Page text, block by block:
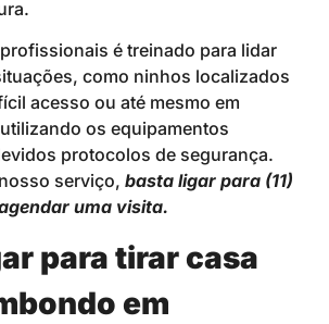
é treinado para lidar
como ninhos localizados
acesso ou até mesmo em
os equipamentos
protocolos de segurança.
serviço, basta ligar para (11)
uma visita.
para tirar casa
em